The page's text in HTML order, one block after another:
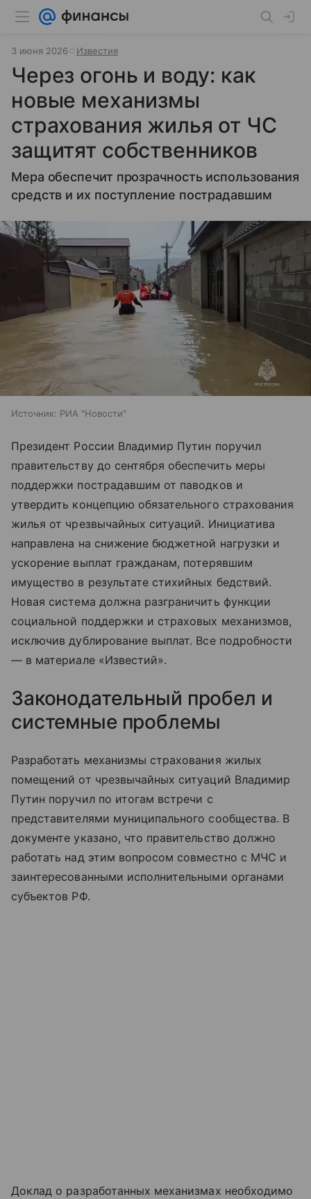
3 июня 2026 Известия
Через огонь и воду: как
новые механизмы
страхования жилья от ЧС
защитят собственников
Мера обеспечит прозрачность использования
средств и их поступление пострадавшим
Источник: РИА "Новости"
Президент России Владимир Путин поручил
правительству до сентября обеспечить меры
поддержки пострадавшим от паводков и
утвердить концепцию обязательного страхования
жилья от чрезвычайных ситуаций. Инициатива
направлена на снижение бюджетной нагрузки и
ускорение выплат гражданам, потерявшим
имущество в результате стихийных бедствий.
Новая система должна разграничить функции
социальной поддержки и страховых механизмов,
исключив дублирование выплат. Все подробности
— в материале «Известий».
Законодательный пробел и
системные проблемы
Разработать механизмы страхования жилых
помещений от чрезвычайных ситуаций Владимир
Путин поручил по итогам встречи с
представителями муниципального сообщества. В
документе указано, что правительство должно
работать над этим вопросом совместно с МЧС и
заинтересованными исполнительными органами
субъектов РФ.
Доклад о разработанных механизмах необходимо